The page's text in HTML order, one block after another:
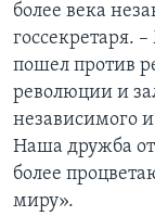
более века
госсекретаря.
пошел против
революции и
независимого
Наша дружба
более
миру».